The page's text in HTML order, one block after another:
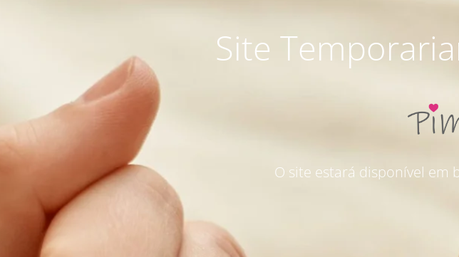
Site
O site estará disponível em